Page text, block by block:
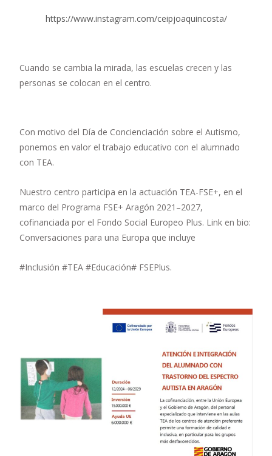
https://www.instagram.com/ceipjoaquincosta/
Cuando se cambia la mirada, las escuelas crecen y las
personas se colocan en el centro.
Con motivo del Día de Concienciación sobre el Autismo,
ponemos en valor el trabajo educativo con el alumnado
con TEA.
Nuestro centro participa en la actuación TEA-FSE+, en el
marco del Programa FSE+ Aragón 2021–2027,
cofinanciada por el Fondo Social Europeo Plus. Link en bio:
Conversaciones para una Europa que incluye
#Inclusión #TEA #Educación# FSEPlus.